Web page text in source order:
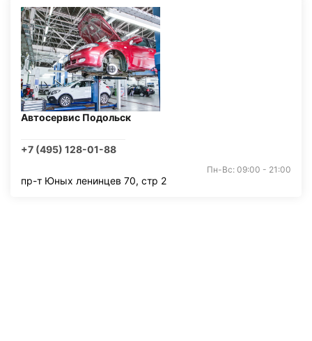
Автосервис Подольск
+7 (495) 128-01-88
Пн-Вс: 09:00 - 21:00
пр-т Юных ленинцев 70, стр 2